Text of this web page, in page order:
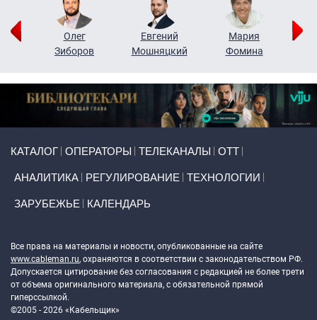
Олег
Зиборов
Евгений
Мошняцкий
Мария
Фомина
КАТАЛОГ ОПЕРАТОРЫ ТЕЛЕКАНАЛЫ ОТТ
АНАЛИТИКА РЕГУЛИРОВАНИЕ ТЕХНОЛОГИИ
ЗАРУБЕЖЬЕ КАЛЕНДАРЬ
Все права на материалы и новости, опубликованные на сайте
www.cableman.ru, охраняются в соответствии с законодательством РФ.
Допускается цитирование без согласования с редакцией не более трети
от объема оригинального материала, с обязательной прямой
гиперссылкой.
©2005 - 2026 «Кабельщик»